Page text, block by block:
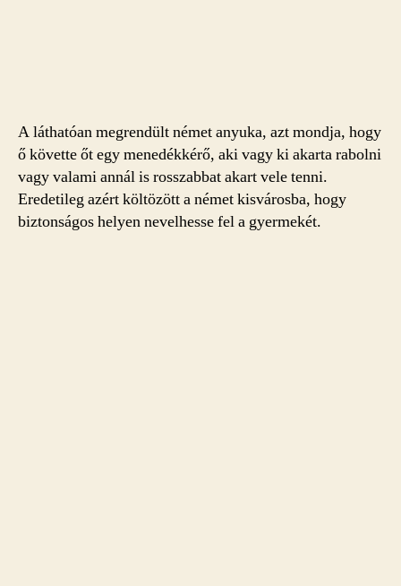
A láthatóan megrendült német anyuka, azt mondja, hogy
ő követte őt egy menedékkérő, aki vagy ki akarta rabolni
vagy valami annál is rosszabbat akart vele tenni.
Eredetileg azért költözött a német kisvárosba, hogy
biztonságos helyen nevelhesse fel a gyermekét.